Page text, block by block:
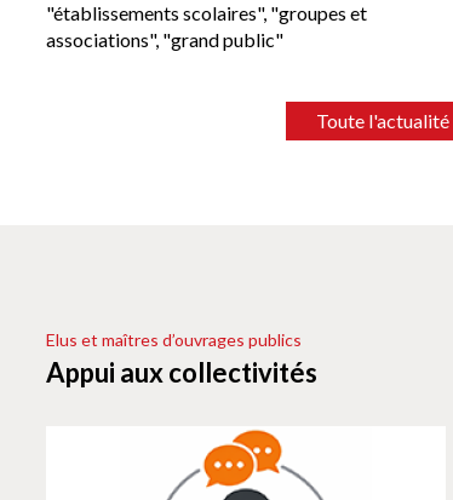
"établissements scolaires", "groupes et
associations", "grand public"
Toute l'actualité
Elus et maîtres d’ouvrages publics
Appui aux collectivités